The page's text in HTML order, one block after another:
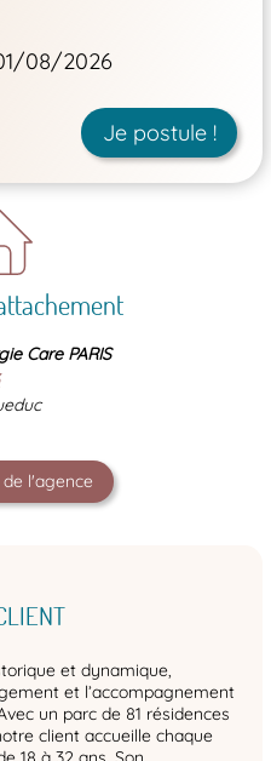
08/2026
Je postule !
Care PARIS
l'agence
et dynamique,
et l’accompagnement
un parc de 81 résidences
client accueille chaque